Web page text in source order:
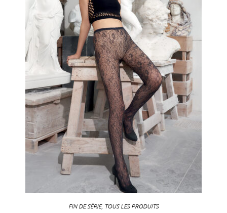
FIN DE SÉRIE, TOUS LES PRODUITS